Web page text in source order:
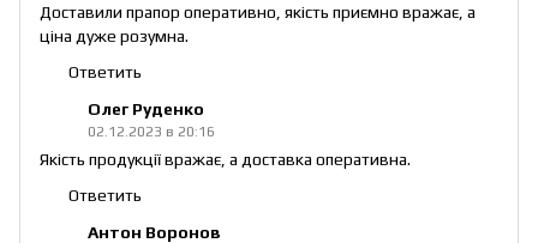
Доставили прапор оперативно, якість приємно вражає, а
ціна дуже розумна.
Ответить
Олег Руденко
02.12.2023 в 20:16
Якість продукції вражає, а доставка оперативна.
Ответить
Антон Воронов